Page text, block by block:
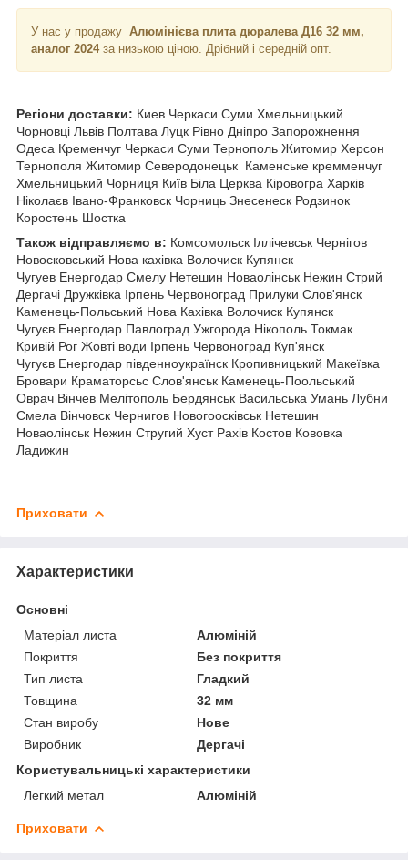
У нас у продажу Алюмінієва плита дюралева Д16 32 мм,
аналог 2024 за низькою ціною. Дрібний і середній опт.
Регіони доставки: Киев Черкаси Суми Хмельницький
Чорновці Львів Полтава Луцк Рівно Дніпро Запорожнення
Одеса Кременчуг Черкаси Суми Тернополь Житомир Херсон
Тернополя Житомир Северодонецьк Каменське кремменчуг
Хмельницький Чорниця Київ Біла Церква Кіровогра Харків
Ніколаєв Івано-Франковск Чорниць Знесенеск Родзинок
Коростень Шостка
Також відправляємо в: Комсомольск Іллічевськ Чернігов
Новосковський Нова кахівка Волочиск Купянск
Чугуев Енергодар Смелу Нетешин Новаолінськ Нежин Стрий
Дергачі Дружківка Ірпень Червоноград Прилуки Слов'янск
Каменець-Польський Нова Кахівка Волочиск Купянск
Чугуєв Енергодар Павлоград Ужгорода Нікополь Токмак
Кривій Рог Жовті води Ірпень Червоноград Куп'янск
Чугуєв Енергодар південноукраїнск Кропивницький Макеївка
Бровари Краматорсьс Слов'янськ Каменець-Поольський
Оврач Вінчев Мелітополь Бердянськ Васильська Умань Лубни
Смела Вінчовск Чернигов Новогоосківськ Нетешин
Новаолінськ Нежин Стругий Хуст Рахів Костов Кововка
Ладижин
Приховати
Характеристики
Основні
Матеріал листа
Алюміній
Покриття
Без покриття
Тип листа
Гладкий
Товщина
32 мм
Стан виробу
Нове
Виробник
Дергачі
Користувальницькі характеристики
Легкий метал
Алюміній
Приховати